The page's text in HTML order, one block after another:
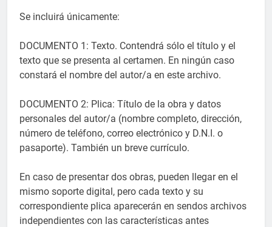
Se incluirá únicamente:
DOCUMENTO 1: Texto. Contendrá sólo el título y el
texto que se presenta al certamen. En ningún caso
constará el nombre del autor/a en este archivo.
DOCUMENTO 2: Plica: Título de la obra y datos
personales del autor/a (nombre completo, dirección,
número de teléfono, correo electrónico y D.N.I. o
pasaporte). También un breve currículo.
En caso de presentar dos obras, pueden llegar en el
mismo soporte digital, pero cada texto y su
correspondiente plica aparecerán en sendos archivos
independientes con las características antes